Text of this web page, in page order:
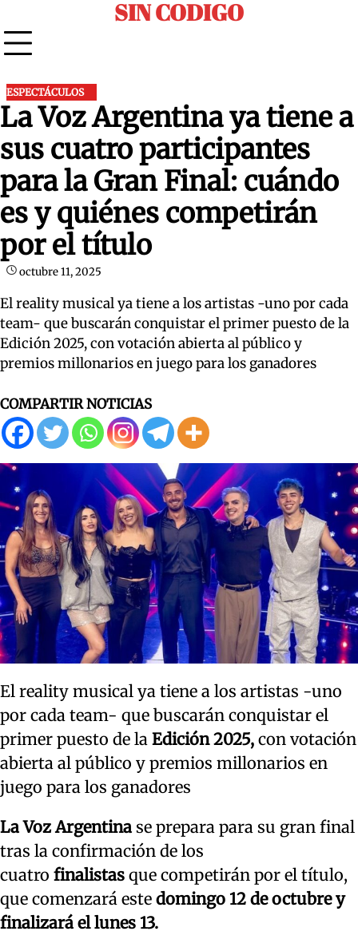
to
content
SIN CODIGO
ESPECTÁCULOS
La Voz Argentina ya tiene a
sus cuatro participantes
para la Gran Final: cuándo
es y quiénes competirán
por el título
octubre 11, 2025
El reality musical ya tiene a los artistas -uno por cada
team- que buscarán conquistar el primer puesto de la
Edición 2025, con votación abierta al público y
premios millonarios en juego para los ganadores
COMPARTIR NOTICIAS
El reality musical ya tiene a los artistas -uno
por cada team- que buscarán conquistar el
primer puesto de la Edición 2025, con votación
abierta al público y premios millonarios en
juego para los ganadores
La Voz Argentina se prepara para su gran final
tras la confirmación de los
cuatro finalistas que competirán por el título,
que comenzará este domingo 12 de octubre y
finalizará el lunes 13.